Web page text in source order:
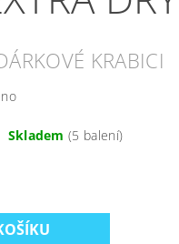
KRABICI
Skladem(5 balení)